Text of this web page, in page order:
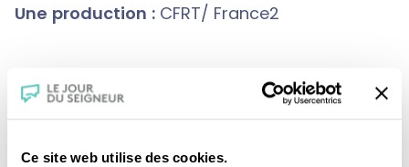
Ce site web utilise des cookies.
Une production : CFRT/ France2
Crédits :